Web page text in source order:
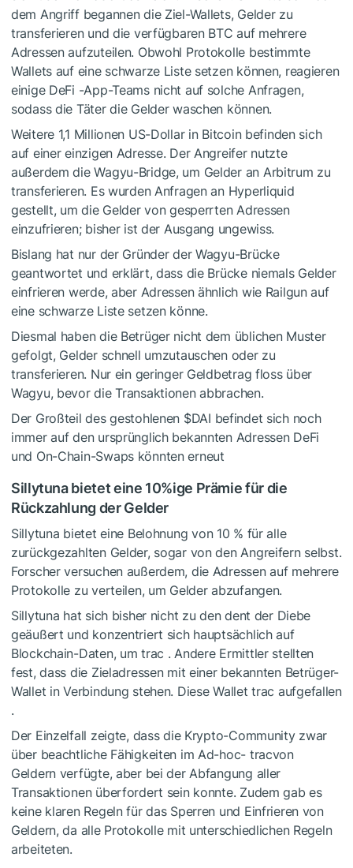
dem Angriff begannen die Ziel-Wallets, Gelder zu
transferieren und die verfügbaren BTC auf mehrere
Adressen aufzuteilen. Obwohl Protokolle bestimmte
Wallets auf eine schwarze Liste setzen können, reagieren
einige DeFi -App-Teams nicht auf solche Anfragen,
sodass die Täter die Gelder waschen können.
Weitere 1,1 Millionen US-Dollar in Bitcoin befinden sich
auf einer einzigen Adresse. Der Angreifer nutzte
außerdem die Wagyu-Bridge, um Gelder an Arbitrum zu
transferieren. Es wurden Anfragen an Hyperliquid
gestellt, um die Gelder von gesperrten Adressen
einzufrieren; bisher ist der Ausgang ungewiss.
Bislang hat nur der Gründer der Wagyu-Brücke
geantwortet und erklärt, dass die Brücke niemals Gelder
einfrieren werde, aber Adressen ähnlich wie Railgun auf
eine schwarze Liste setzen könne.
Diesmal haben die Betrüger nicht dem üblichen Muster
gefolgt, Gelder schnell umzutauschen oder zu
transferieren. Nur ein geringer Geldbetrag floss über
Wagyu, bevor die Transaktionen abbrachen.
Der Großteil des gestohlenen $DAI befindet sich noch
immer auf den ursprünglich bekannten Adressen DeFi
und On-Chain-Swaps könnten erneut
Sillytuna bietet eine 10%ige Prämie für die
Rückzahlung der Gelder
Sillytuna bietet eine Belohnung von 10 % für alle
zurückgezahlten Gelder, sogar von den Angreifern selbst.
Forscher versuchen außerdem, die Adressen auf mehrere
Protokolle zu verteilen, um Gelder abzufangen.
Sillytuna hat sich bisher nicht zu den dent der Diebe
geäußert und konzentriert sich hauptsächlich auf
Blockchain-Daten, um trac . Andere Ermittler stellten
fest, dass die Zieladressen mit einer bekannten Betrüger-
Wallet in Verbindung stehen. Diese Wallet trac aufgefallen
.
Der Einzelfall zeigte, dass die Krypto-Community zwar
über beachtliche Fähigkeiten im Ad-hoc- tracvon
Geldern verfügte, aber bei der Abfangung aller
Transaktionen überfordert sein konnte. Zudem gab es
keine klaren Regeln für das Sperren und Einfrieren von
Geldern, da alle Protokolle mit unterschiedlichen Regeln
arbeiteten.